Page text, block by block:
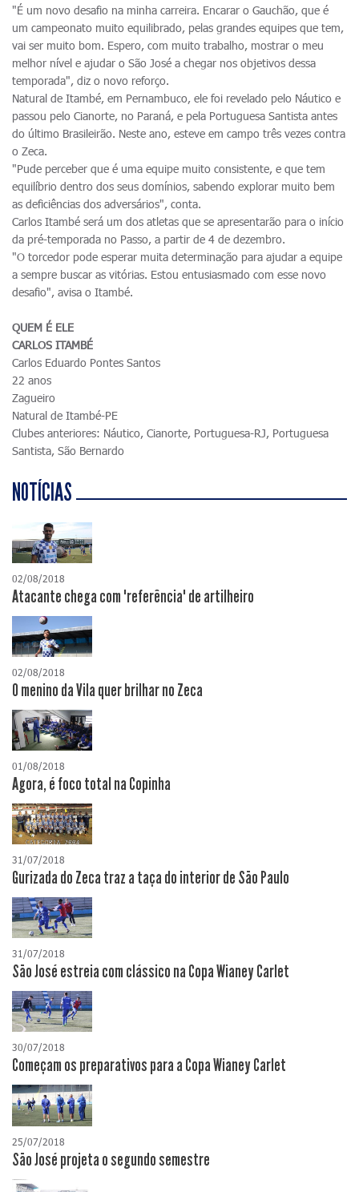
"É um novo desafio na minha carreira. Encarar o Gauchão, que é
um campeonato muito equilibrado, pelas grandes equipes que tem,
vai ser muito bom. Espero, com muito trabalho, mostrar o meu
melhor nível e ajudar o São José a chegar nos objetivos dessa
temporada", diz o novo reforço.
Natural de Itambé, em Pernambuco, ele foi revelado pelo Náutico e
passou pelo Cianorte, no Paraná, e pela Portuguesa Santista antes
do último Brasileirão. Neste ano, esteve em campo três vezes contra
o Zeca.
"Pude perceber que é uma equipe muito consistente, e que tem
equilíbrio dentro dos seus domínios, sabendo explorar muito bem
as deficiências dos adversários", conta.
Carlos Itambé será um dos atletas que se apresentarão para o início
da pré-temporada no Passo, a partir de 4 de dezembro.
"O torcedor pode esperar muita determinação para ajudar a equipe
a sempre buscar as vitórias. Estou entusiasmado com esse novo
desafio", avisa o Itambé.
QUEM É ELE
CARLOS ITAMBÉ
Carlos Eduardo Pontes Santos
22 anos
Zagueiro
Natural de Itambé-PE
Clubes anteriores: Náutico, Cianorte, Portuguesa-RJ, Portuguesa
Santista, São Bernardo
NOTÍCIAS
02/08/2018
Atacante chega com "referência" de artilheiro
02/08/2018
O menino da Vila quer brilhar no Zeca
01/08/2018
Agora, é foco total na Copinha
31/07/2018
Gurizada do Zeca traz a taça do interior de São Paulo
31/07/2018
São José estreia com clássico na Copa Wianey Carlet
30/07/2018
Começam os preparativos para a Copa Wianey Carlet
25/07/2018
São José projeta o segundo semestre